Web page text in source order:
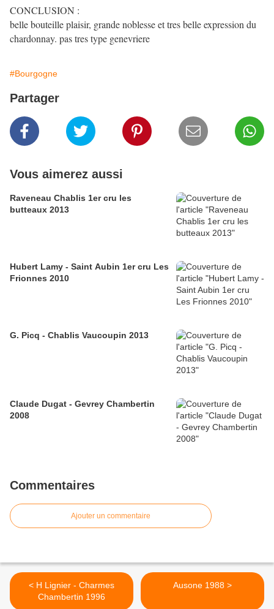
CONCLUSION :
belle bouteille plaisir, grande noblesse et tres belle expression du
chardonnay. pas tres type genevriere
#Bourgogne
Partager
Vous aimerez aussi
Raveneau Chablis 1er cru les
butteaux 2013
Hubert Lamy - Saint Aubin 1er cru Les
Frionnes 2010
G. Picq - Chablis Vaucoupin 2013
Claude Dugat - Gevrey Chambertin
2008
Commentaires
Ajouter un commentaire
< H Lignier - Charmes
Chambertin 1996
Ausone 1988 >